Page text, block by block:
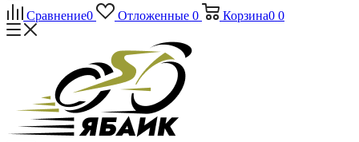
Сравнение0 Отложенные 0 Корзина0 0